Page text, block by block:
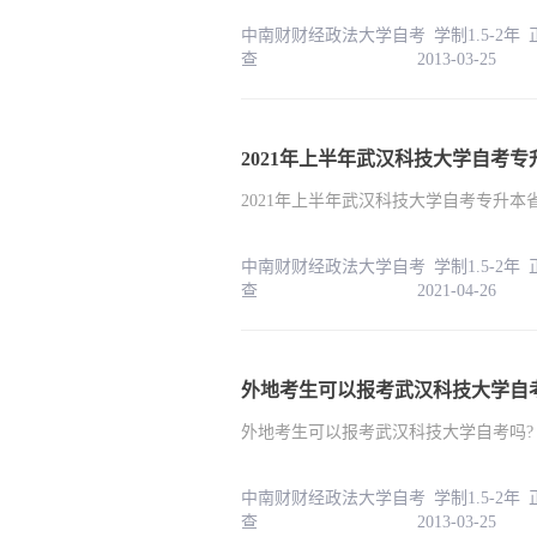
中南财财经政法大学自考 学制1.5-2年
查 2013-03-25
2021年上半年武汉科技大学自考
2021年上半年武汉科技大学自考专升本
中南财财经政法大学自考 学制1.5-2年
查 2021-04-26
外地考生可以报考武汉科技大学自
外地考生可以报考武汉科技大学自考吗?
中南财财经政法大学自考 学制1.5-2年
查 2013-03-25